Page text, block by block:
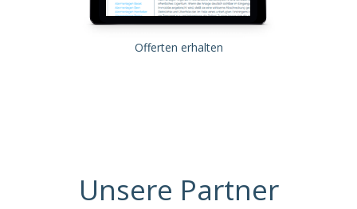
Offerten erhalten
Unsere Partner